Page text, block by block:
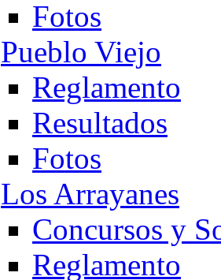
Fotos
Pueblo Viejo
Reglamento
Resultados
Fotos
Los Arrayanes
Concursos y
Reglamento